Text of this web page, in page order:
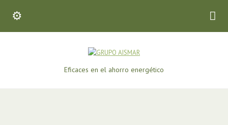
Eficaces en el ahorro energético